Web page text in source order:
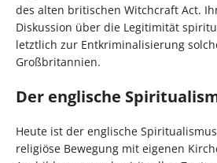
des alten britischen Witchcraft Act.
Diskussion über die Legitimität
letztlich zur Entkriminalisierung
Großbritannien.
Der englische
Heute ist der englische
religiöse Bewegung mit eigenen